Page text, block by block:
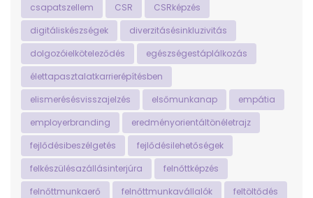
csapatszellem
CSR
CSRképzés
digitáliskészségek
diverzitásésinkluzivitás
dolgozóielköteleződés
egészségestáplálkozás
élettapasztalatkarrierépítésben
elismerésésvisszajelzés
elsőmunkanap
empátia
employerbranding
eredményorientáltönéletrajz
fejlődésibeszélgetés
fejlődésilehetőségek
felkészülésazállásinterjúra
felnőttképzés
felnőttmunkaerő
felnőttmunkavállalók
feltöltődés